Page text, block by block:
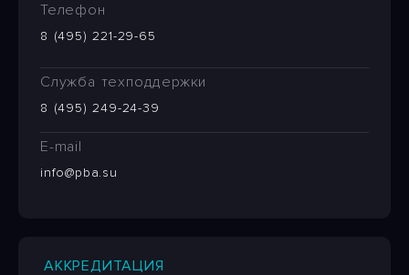
Телефон
8 (495) 221-29-65
Служба техподдержки
8 (495) 249-24-39
E-mail
info@pba.su
АККРЕДИТАЦИЯ